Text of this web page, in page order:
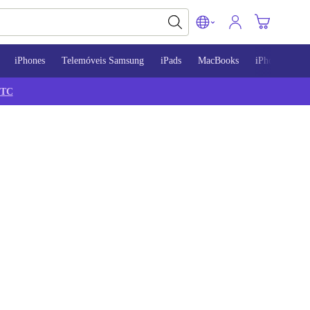
iPhones Telemóveis Samsung iPads MacBooks iPhone 13
TC